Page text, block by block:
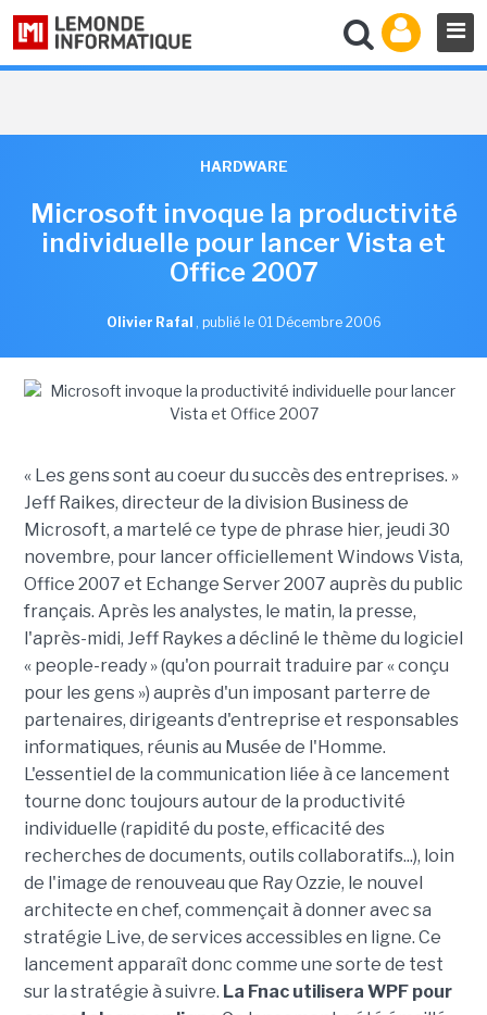
HARDWARE
Microsoft invoque la productivité
individuelle pour lancer Vista et
Office 2007
Olivier Rafal , publié le 01 Décembre 2006
« Les gens sont au coeur du succès des entreprises. »
Jeff Raikes, directeur de la division Business de
Microsoft, a martelé ce type de phrase hier, jeudi 30
novembre, pour lancer officiellement Windows Vista,
Office 2007 et Echange Server 2007 auprès du public
français. Après les analystes, le matin, la presse,
l'après-midi, Jeff Raykes a décliné le thème du logiciel
« people-ready » (qu'on pourrait traduire par « conçu
pour les gens ») auprès d'un imposant parterre de
partenaires, dirigeants d'entreprise et responsables
informatiques, réunis au Musée de l'Homme.
L'essentiel de la communication liée à ce lancement
tourne donc toujours autour de la productivité
individuelle (rapidité du poste, efficacité des
recherches de documents, outils collaboratifs...), loin
de l'image de renouveau que Ray Ozzie, le nouvel
architecte en chef, commençait à donner avec sa
stratégie Live, de services accessibles en ligne. Ce
lancement apparaît donc comme une sorte de test
sur la stratégie à suivre. La Fnac utilisera WPF pour